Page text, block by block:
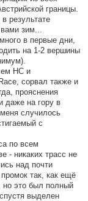
границы.
результате
зим...
в первые дни,
на 1-2 вершины
НС и
сорвал также и
прояснения
даже на гору в
случилось
с
по всем
- никаких трасс не
над почти
так, как ещё
но это был полный
выделен